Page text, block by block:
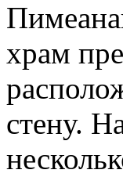
храм
стену.